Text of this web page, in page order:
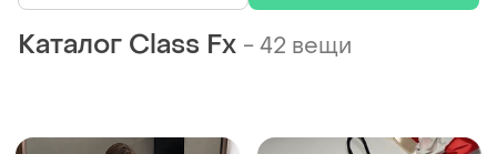
Каталог Class Fx -42 вещи